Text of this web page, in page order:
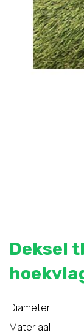
Deksel
Materiaal: